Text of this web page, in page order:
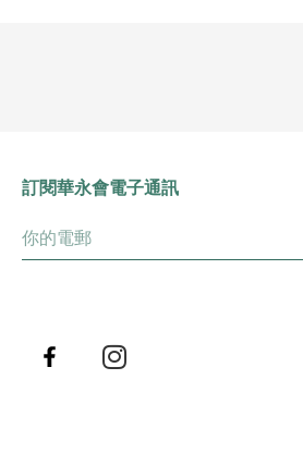
訂閱華永會電子通訊